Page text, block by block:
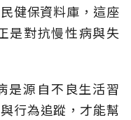
健保資料庫，這座
是對抗慢性病與失
是源自不良生活習
行為追蹤，才能幫